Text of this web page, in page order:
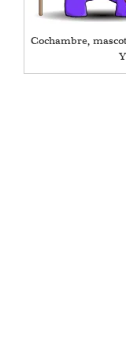
Cochambre,